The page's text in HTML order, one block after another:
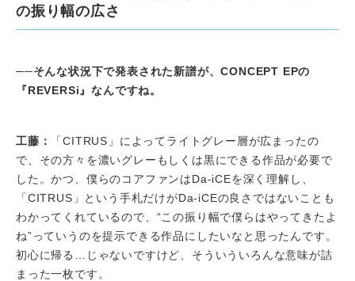
の振り幅の広さ
──そんな状況下で発表された新譜が、CONCEPT EPの
『REVERSi』なんですね。
工藤：
「CITRUS」によってライトグレー層が広まったの
で、その方々を濃いグレーもしくは黒にできる作品が必要で
した。かつ、僕らのコアファンはDa-iCEを深く理解し、
「CITRUS」という手札だけがDa-iCEの良さではないことも
わかってくれているので、“この振り幅で僕らはやってきたよ
ね”っていうのを提示できる作品にしたいなと思ったんです。
初心に帰る…じゃないですけど、そういういろんな意味が詰
まった一枚です。